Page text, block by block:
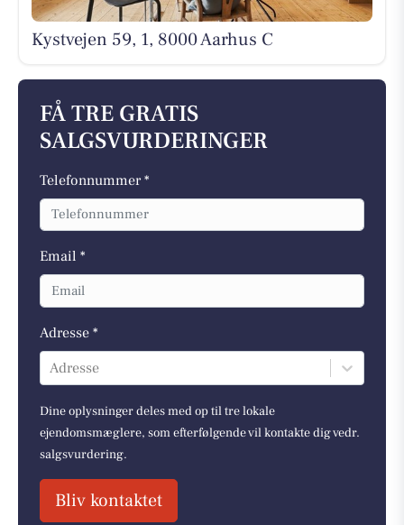
Kystvejen 59, 1, 8000 Aarhus C
FÅ TRE GRATIS
SALGSVURDERINGER
Telefonnummer *
Email *
Adresse *
Adresse
Dine oplysninger deles med op til tre lokale
ejendomsmæglere, som efterfølgende vil kontakte dig vedr.
salgsvurdering.
Bliv kontaktet